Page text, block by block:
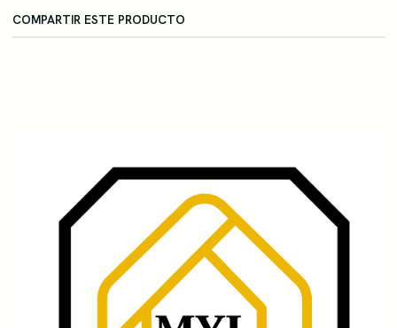
COMPARTIR ESTE PRODUCTO